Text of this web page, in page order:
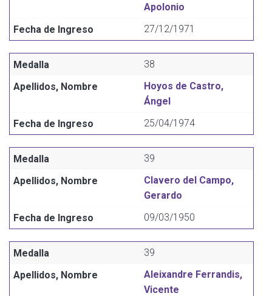
Apolonio
27/12/1971
38
Hoyos de Castro,
Ángel
25/04/1974
39
Clavero del Campo,
Gerardo
09/03/1950
39
Aleixandre Ferrandis,
Vicente